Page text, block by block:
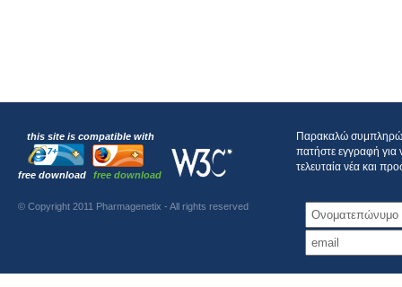
this site is compatible with
free download free download
© Copyright 2011 Pharmagenetix - All rights reserved
Παρακαλώ
πατήστε εγγραφή
τελευταία νέα και